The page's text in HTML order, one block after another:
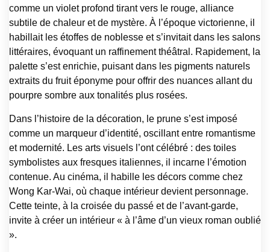
comme un violet profond tirant vers le rouge, alliance
subtile de chaleur et de mystère. À l’époque victorienne, il
habillait les étoffes de noblesse et s’invitait dans les salons
littéraires, évoquant un raffinement théâtral. Rapidement, la
palette s’est enrichie, puisant dans les pigments naturels
extraits du fruit éponyme pour offrir des nuances allant du
pourpre sombre aux tonalités plus rosées.
Dans l’histoire de la décoration, le prune s’est imposé
comme un marqueur d’identité, oscillant entre romantisme
et modernité. Les arts visuels l’ont célébré : des toiles
symbolistes aux fresques italiennes, il incarne l’émotion
contenue. Au cinéma, il habille les décors comme chez
Wong Kar-Wai, où chaque intérieur devient personnage.
Cette teinte, à la croisée du passé et de l’avant-garde,
invite à créer un intérieur « à l’âme d’un vieux roman oublié
».